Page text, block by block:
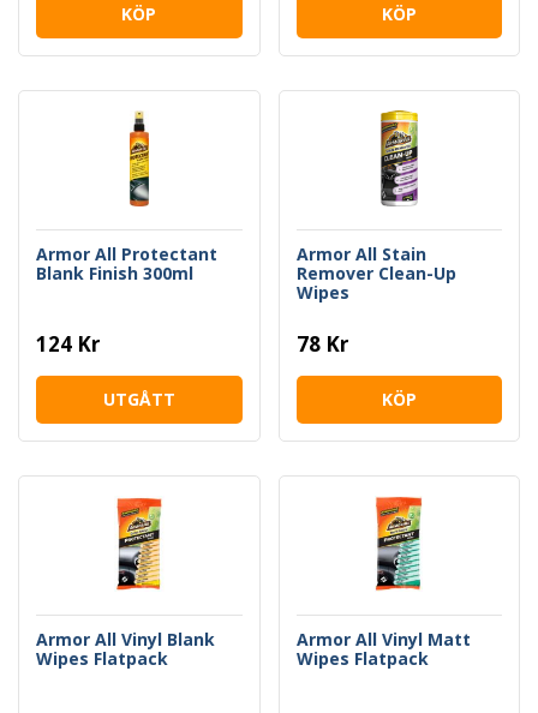
KÖP KÖP
Armor All Protectant
Blank Finish 300ml
124 Kr
UTGÅTT
Armor All Stain
Remover Clean-Up
Wipes
78 Kr
KÖP
Armor All Vinyl Blank
Wipes Flatpack
Armor All Vinyl Matt
Wipes Flatpack